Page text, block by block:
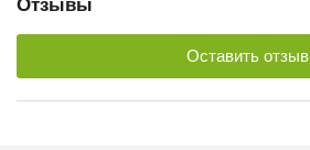
Отзывы
Оставить отзыв